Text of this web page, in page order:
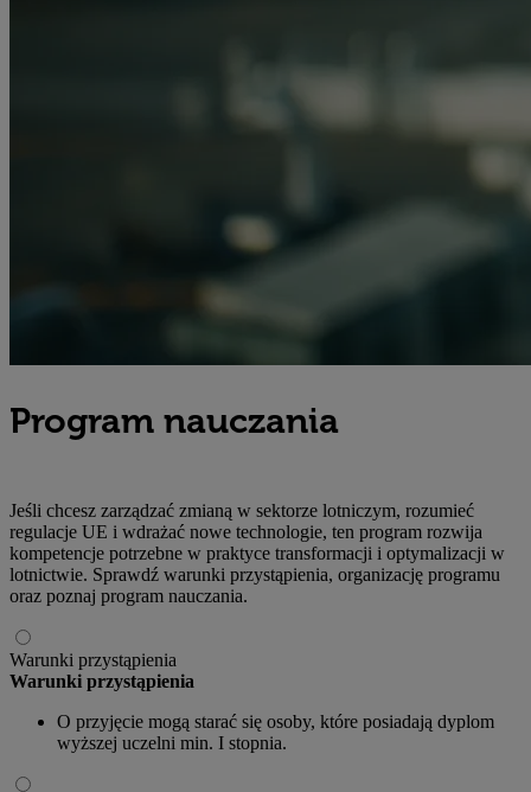
Program nauczania
Jeśli chcesz zarządzać zmianą w sektorze lotniczym, rozumieć
regulacje UE i wdrażać nowe technologie, ten program rozwija
kompetencje potrzebne w praktyce transformacji i optymalizacji w
lotnictwie. Sprawdź warunki przystąpienia, organizację programu
oraz poznaj program nauczania.
Warunki przystąpienia
Warunki przystąpienia
O przyjęcie mogą starać się osoby, które posiadają dyplom
wyższej uczelni min. I stopnia.